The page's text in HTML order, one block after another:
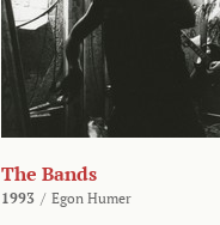
The Bands
1993 / Egon Humer